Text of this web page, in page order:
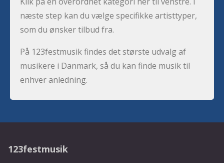
næste step kan du vælge specifikke artisttyper,
som du ønsker tilbud fra.
På 123festmusik findes det største udvalg af
musikere i Danmark, så du kan finde musik til
enhver anledning.
123festmusik